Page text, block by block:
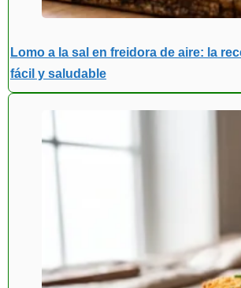
Lomo a la sal en freidora de aire: la
fácil y saludable